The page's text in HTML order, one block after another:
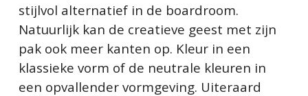
stijlvol alternatief in de boardroom.
Natuurlijk kan de creatieve geest met zijn
pak ook meer kanten op. Kleur in een
klassieke vorm of de neutrale kleuren in
een opvallender vormgeving. Uiteraard